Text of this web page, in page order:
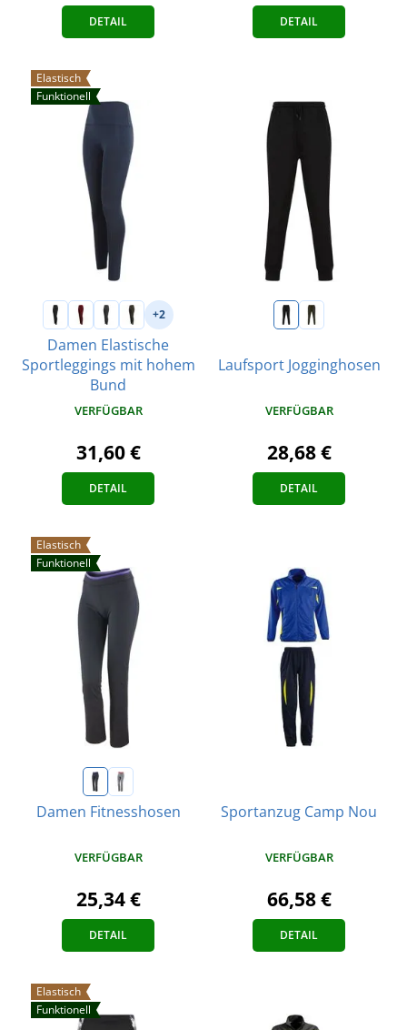
DETAIL DETAIL
Elastisch
Funktionell
+2
Damen Elastische
Sportleggings mit hohem
Bund
VERFÜGBAR
31,60 €
DETAIL
Laufsport Jogginghosen
VERFÜGBAR
28,68 €
DETAIL
Elastisch
Funktionell
Damen Fitnesshosen
VERFÜGBAR
25,34 €
DETAIL
Sportanzug Camp Nou
VERFÜGBAR
66,58 €
DETAIL
Elastisch
Funktionell